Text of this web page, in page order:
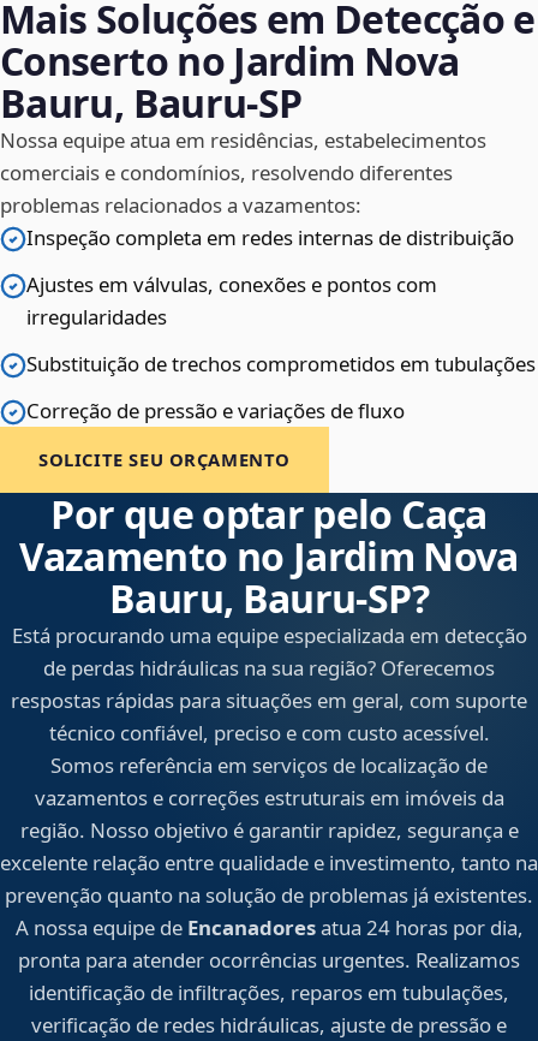
Mais Soluções em Detecção e
Conserto no Jardim Nova
Bauru, Bauru‑SP
Nossa equipe atua em residências, estabelecimentos
comerciais e condomínios, resolvendo diferentes
problemas relacionados a vazamentos:
Inspeção completa em redes internas de distribuição
Ajustes em válvulas, conexões e pontos com
irregularidades
Substituição de trechos comprometidos em tubulações
Correção de pressão e variações de fluxo
SOLICITE SEU ORÇAMENTO
Por que optar pelo Caça
Vazamento no Jardim Nova
Bauru, Bauru‑SP?
Está procurando uma equipe especializada em detecção
de perdas hidráulicas na sua região? Oferecemos
respostas rápidas para situações em geral, com suporte
técnico confiável, preciso e com custo acessível.
Somos referência em serviços de localização de
vazamentos e correções estruturais em imóveis da
região. Nosso objetivo é garantir rapidez, segurança e
excelente relação entre qualidade e investimento, tanto na
prevenção quanto na solução de problemas já existentes.
A nossa equipe de Encanadoresatua 24 horas por dia,
pronta para atender ocorrências urgentes. Realizamos
identificação de infiltrações, reparos em tubulações,
verificação de redes hidráulicas, ajuste de pressão e